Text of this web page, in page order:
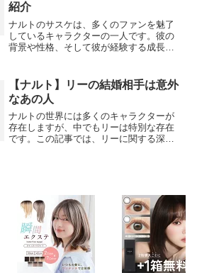
紹介
ナルトのサスケは、多くのファンを魅了
しているキャラクターの一人です。彼の
背景や性格、そして彼が経験する成長
残りであり、彼の家族は彼が幼い頃に兄
であるイタチによって殺され...
【ナルト】リーの結婚相手は意外
なあの人
ナルトの世界には多くのキャラクターが
存在しますが、中でもリーは特別な存在
です。この記事では、リーに関する深い